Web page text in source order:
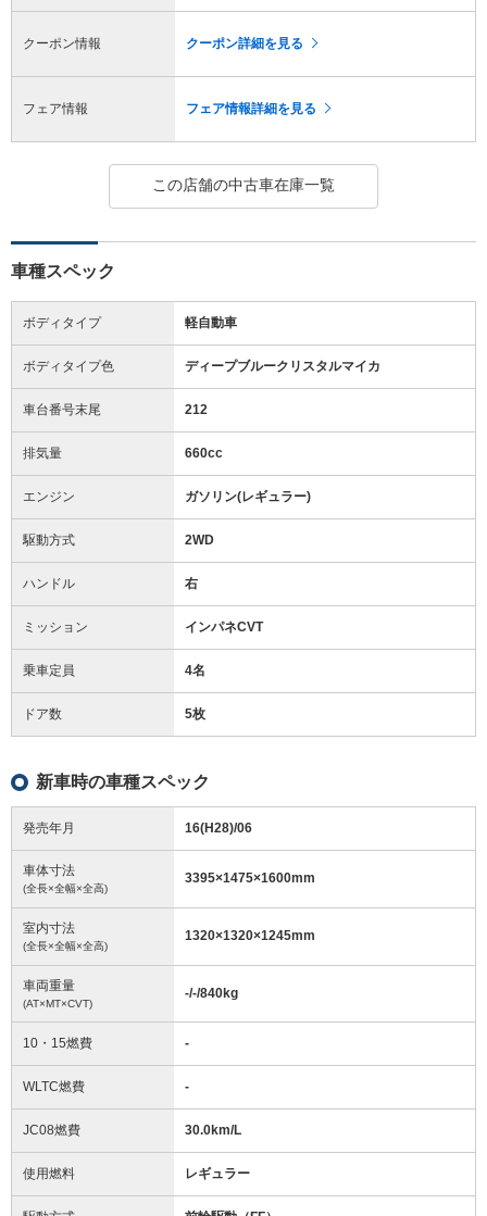
クーポン情報 クーポン詳細を見る
フェア情報 フェア情報詳細を見る
この店舗の中古車在庫一覧
車種スペック
ボディタイプ 軽自動車
ボディタイプ色 ディープブルークリスタルマイカ
車台番号末尾 212
排気量 660cc
エンジン ガソリン(レギュラー)
駆動方式 2WD
ハンドル 右
ミッション インパネCVT
乗車定員 4名
ドア数 5枚
新車時の車種スペック
発売年月 16(H28)/06
車体寸法
(全長×全幅×全高)
3395×1475×1600mm
室内寸法
(全長×全幅×全高)
1320×1320×1245mm
車両重量
(AT×MT×CVT)
-/-/840kg
10・15燃費 -
WLTC燃費 -
JC08燃費 30.0km/L
使用燃料 レギュラー